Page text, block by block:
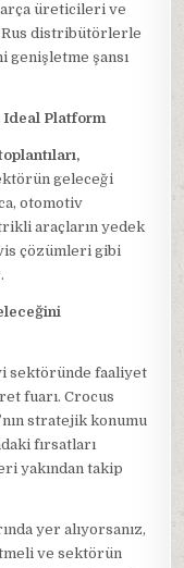
üreticileri ve
Rus distribütörlerle
genişletme şansı
Ideal Platform
geleceği
otomotiv
araçların yedek
çözümleri gibi
sektöründe faaliyet
fuarı. Crocus
stratejik konumu
fırsatları
yakından takip
yer alıyorsanız,
ve sektörün